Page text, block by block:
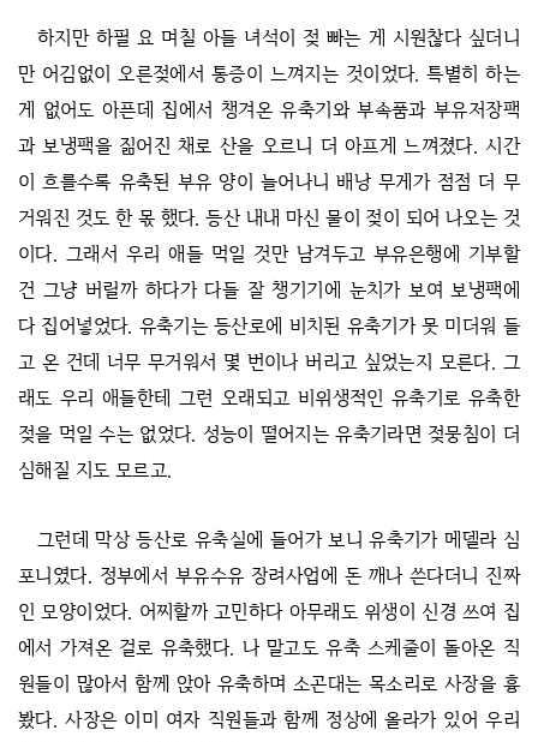
하지만 하필 요 며칠 아들 녀석이 젖 빠는 게 시원찮다 싶더니
만 어김없이 오른젖에서 통증이 느껴지는 것이었다. 특별히 하는
게 없어도 아픈데 집에서 챙겨온 유축기와 부속품과 부유저장팩
과 보냉팩을 짊어진 채로 산을 오르니 더 아프게 느껴졌다. 시간
이 흐를수록 유축된 부유 양이 늘어나니 배낭 무게가 점점 더 무
거워진 것도 한 몫 했다. 등산 내내 마신 물이 젖이 되어 나오는 것
이다. 그래서 우리 애들 먹일 것만 남겨두고 부유은행에 기부할
건 그냥 버릴까 하다가 다들 잘 챙기기에 눈치가 보여 보냉팩에
다 집어넣었다. 유축기는 등산로에 비치된 유축기가 못 미더워 들
고 온 건데 너무 무거워서 몇 번이나 버리고 싶었는지 모른다. 그
래도 우리 애들한테 그런 오래되고 비위생적인 유축기로 유축한
젖을 먹일 수는 없었다. 성능이 떨어지는 유축기라면 젖뭉침이 더
심해질 지도 모르고.
그런데 막상 등산로 유축실에 들어가 보니 유축기가 메델라 심
포니였다. 정부에서 부유수유 장려사업에 돈 깨나 쓴다더니 진짜
인 모양이었다. 어찌할까 고민하다 아무래도 위생이 신경 쓰여 집
에서 가져온 걸로 유축했다. 나 말고도 유축 스케줄이 돌아온 직
원들이 많아서 함께 앉아 유축하며 소곤대는 목소리로 사장을 흉
봤다. 사장은 이미 여자 직원들과 함께 정상에 올라가 있어 우리